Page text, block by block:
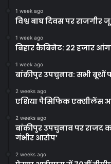
1 week ago
विश्व बाघ दिवस पर
1 week ago
बिहार कैबिनेट: 22 हजार
1 week ago
बांकीपुर उपचुनाव: सभी बूथों
2 weeks ago
एशिया पैसिफिक एक्सीलेंस
2 weeks ago
बांकीपुर उपचुनाव पर राजद
गंभीर आरोप’
2 weeks ago